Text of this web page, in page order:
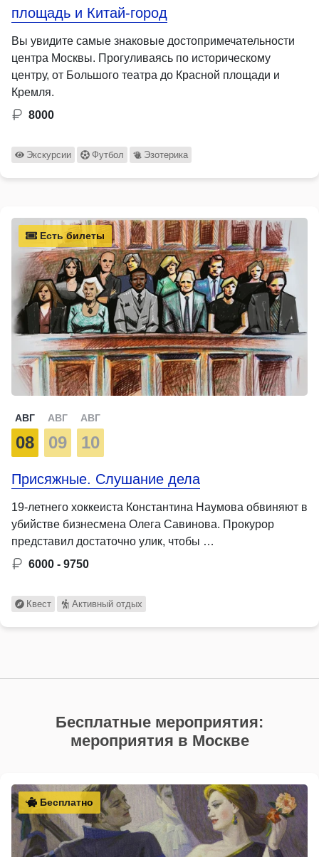
площадь и Китай-город
Вы увидите самые знаковые достопримечательности
центра Москвы. Прогуливаясь по историческому
центру, от Большого театра до Красной площади и
Кремля.
8000
Экскурсии Футбол Эзотерика
Есть билеты
АВГ
08
АВГ
09
АВГ
10
Присяжные. Слушание дела
19-летнего хоккеиста Константина Наумова обвиняют в
убийстве бизнесмена Олега Савинова. Прокурор
представил достаточно улик, чтобы …
6000 - 9750
Квест Активный отдых
Бесплатные мероприятия:
мероприятия в Москве
Бесплатно